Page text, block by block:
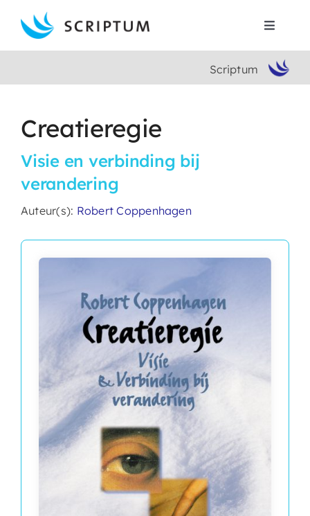
content
Toggle
Boeken
Auteurs
Contact
Search
Scriptum
Creatieregie
Visie en verbinding bij
verandering
Auteur(s): Robert Coppenhagen